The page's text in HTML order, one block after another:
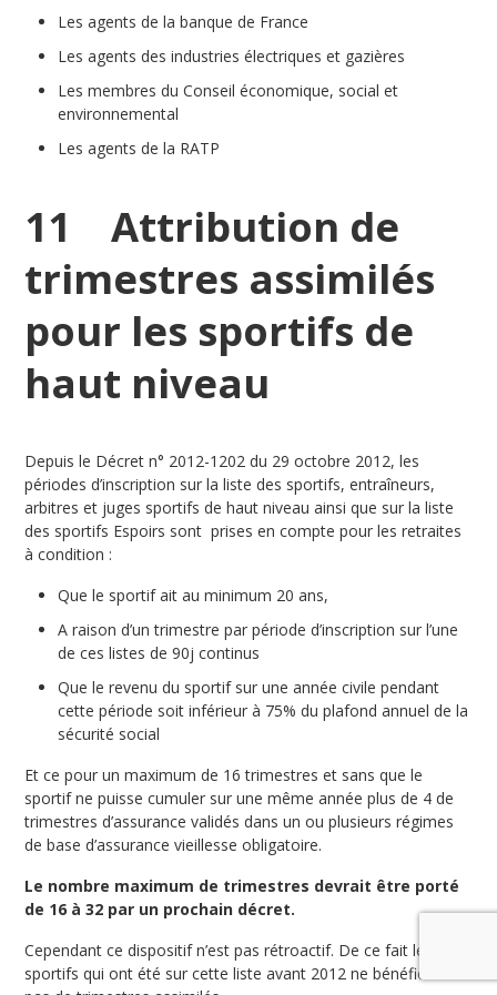
Les agents de la banque de France
Les agents des industries électriques et gazières
Les membres du Conseil économique, social et
environnemental
Les agents de la RATP
11 Attribution de
trimestres assimilés
pour les sportifs de
haut niveau
Depuis le Décret n° 2012-1202 du 29 octobre 2012, les
périodes d’inscription sur la liste des sportifs, entraîneurs,
arbitres et juges sportifs de haut niveau ainsi que sur la liste
des sportifs Espoirs sont prises en compte pour les retraites
à condition :
Que le sportif ait au minimum 20 ans,
A raison d’un trimestre par période d’inscription sur l’une
de ces listes de 90j continus
Que le revenu du sportif sur une année civile pendant
cette période soit inférieur à 75% du plafond annuel de la
sécurité social
Et ce pour un maximum de 16 trimestres et sans que le
sportif ne puisse cumuler sur une même année plus de 4 de
trimestres d’assurance validés dans un ou plusieurs régimes
de base d’assurance vieillesse obligatoire.
Le nombre maximum de trimestres devrait être porté
de 16 à 32 par un prochain décret.
Cependant ce dispositif n’est pas rétroactif. De ce fait les
sportifs qui ont été sur cette liste avant 2012 ne bénéficient